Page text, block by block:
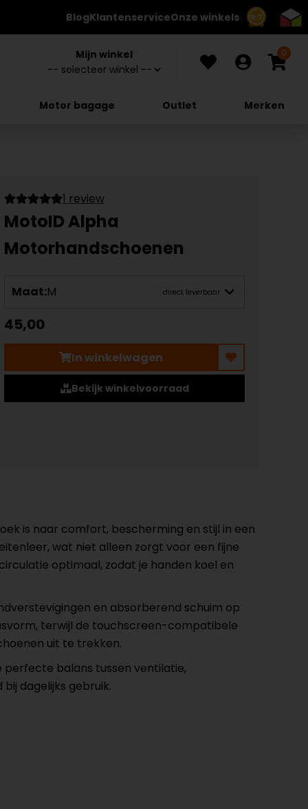
8.7
BlogKlantenserviceOnze winkels
Mijn winkel 0
Motor bagage Outlet Merken
1 review
MotoID Alpha
Motorhandschoenen
Maat:M direct leverbaar
45,00
In winkelwagen
Bekijk winkelvoorraad
is naar comfort, bescherming en stijl in een
wat niet alleen zorgt voor een fijne
optimaal, zodat je handen koel en
en absorberend schuim op
terwijl de touchscreen-compatibele
uit te trekken.
perfecte balans tussen ventilatie,
dagelijks gebruik.